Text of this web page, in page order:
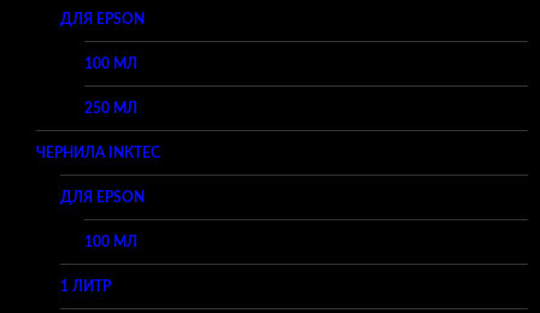
ДЛЯ EPSON
100 МЛ
250 МЛ
ЧЕРНИЛА INKTEC
ДЛЯ EPSON
100 МЛ
1 ЛИТР